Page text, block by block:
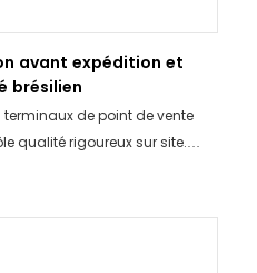
avant expédition et
brésilien
de point de vente
qualité rigoureux sur site.